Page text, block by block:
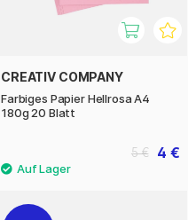
CREATIV COMPANY
Farbiges Papier Hellrosa A4
180g 20 Blatt
4 €
5 €